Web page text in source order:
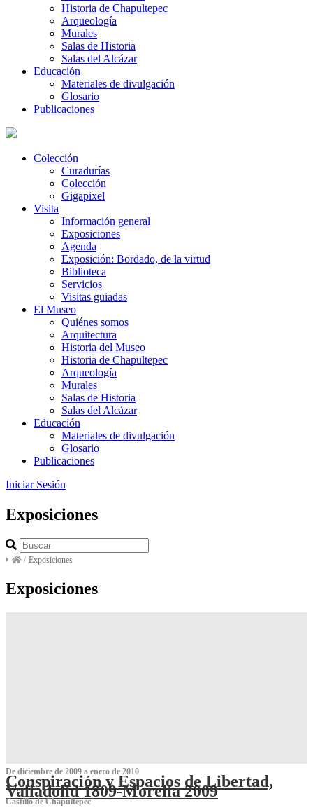
Historia de Chapultepec
Arqueología
Murales
Salas de Historia
Salas del Alcázar
Educación
Materiales de divulgación
Glosario
Publicaciones
Colección
Curadurías
Colección
Gigapixel
Visita
Información general
Exposiciones
Agenda
Exposición: Bordado, de la virtud
Biblioteca
Servicios
Visitas guiadas
El Museo
Quiénes somos
Arquitectura
Historia del Museo
Historia de Chapultepec
Arqueología
Murales
Salas de Historia
Salas del Alcázar
Educación
Materiales de divulgación
Glosario
Publicaciones
Iniciar Sesión
Exposiciones
/ Exposiciones
Exposiciones
De diciembre de 2009 a enero de 2010
Conspiración y Espacios de Libertad,
Valladolid 1809-Morelia 2009
Castillo de Chapultepec